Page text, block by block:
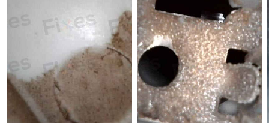
香港地區，無論您身處哪個區域都能為您提供便利
的上門清洗服務。及早處理洗衣機的清洗問題，可
以避免污垢持續積聚，確保衣物清潔和家人健康。
不要讓黑色碎屑影響您的日常生活品質。